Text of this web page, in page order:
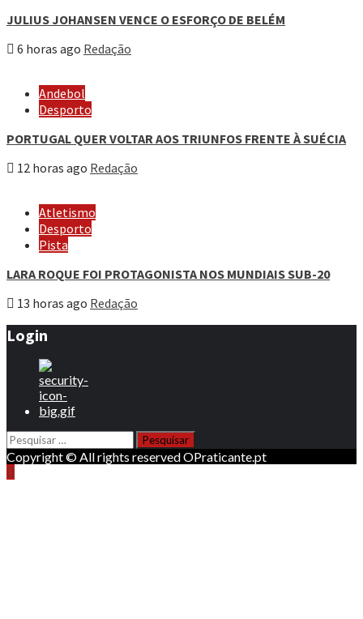
JULIUS JOHANSEN VENCE O ESFORÇO DE BELÉM
6 horas ago Redação
Andebol
Desporto
PORTUGAL QUER VOLTAR AOS TRIUNFOS FRENTE À SUÉCIA
12 horas ago Redação
Atletismo
Desporto
Pista
LARA ROQUE FOI PROTAGONISTA NOS MUNDIAIS SUB-20
13 horas ago Redação
Login
Pesquisar
por:
Copyright © All rights reserved OPraticante.pt